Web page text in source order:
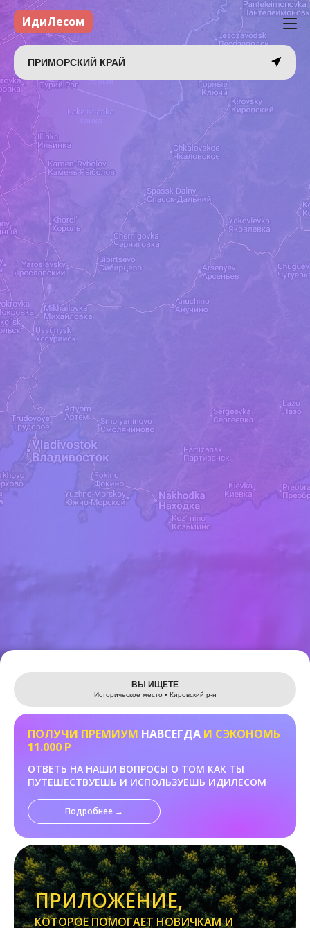
Leaflet
ИдиЛесом
ПРИМОРСКИЙ КРАЙ
ВЫ ИЩЕТЕ
Историческое место • Кировский р-н
ПОЛУЧИ ПРЕМИУМ НАВСЕГДА И СЭКОНОМЬ
11.000 Р
ОТВЕТЬ НА НАШИ ВОПРОСЫ О ТОМ КАК ТЫ
ПУТЕШЕСТВУЕШЬ И ИСПОЛЬЗУЕШЬ ИДИЛЕСОМ
Подробнее →
ПРИЛОЖЕНИЕ,
КОТОРОЕ ПОМОГАЕТ НОВИЧКАМ И